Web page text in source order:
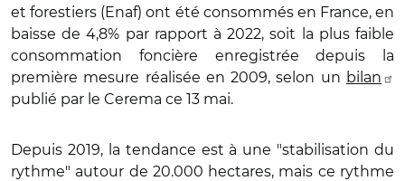
et forestiers (Enaf) ont été consommés en France, en
baisse de 4,8% par rapport à 2022, soit la plus faible
consommation foncière enregistrée depuis la
première mesure réalisée en 2009, selon un bilan
publié par le Cerema ce 13 mai.
Depuis 2019, la tendance est à une "stabilisation du
rythme" autour de 20.000 hectares, mais ce rythme